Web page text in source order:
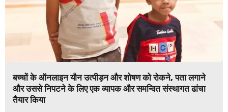
बच्चों के ऑनलाइन यौन उत्पीड़न और शोषण को रोकने, पता लगाने
और उससे निपटने के लिए एक व्यापक और समन्वित संस्थागत ढांचा
तैयार किया